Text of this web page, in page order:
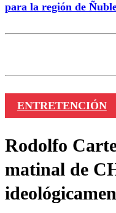
para la región de
ENTRETENCIÓN
Rodolfo
matinal de